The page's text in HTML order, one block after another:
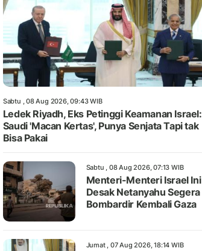
Sabtu , 08 Aug 2026, 09:43 WIB
Ledek Riyadh, Eks Petinggi Keamanan Israel:
Saudi 'Macan Kertas', Punya Senjata Tapi tak
Bisa Pakai
Sabtu , 08 Aug 2026, 07:13 WIB
Menteri-Menteri Israel Ini
Desak Netanyahu Segera
Bombardir Kembali Gaza
Jumat , 07 Aug 2026, 18:14 WIB